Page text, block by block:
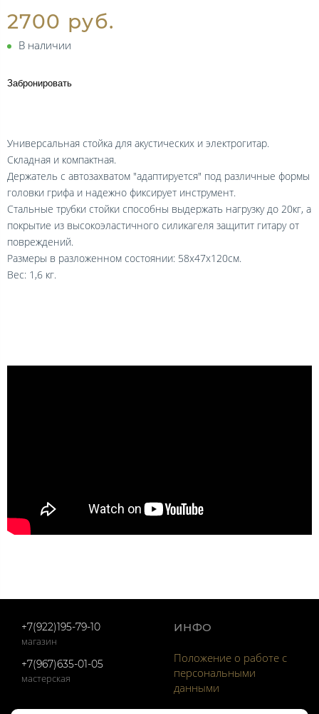
2700 руб.
В наличии
Забронировать
Универсальная стойка для акустических и электрогитар.
Складная и компактная.
Держатель с автозахватом "адаптируется" под различные формы
головки грифа и надежно фиксирует инструмент.
Стальные трубки стойки способны выдержать нагрузку до 20кг, а
покрытие из высокоэластичного силикагеля защитит гитару от
повреждений.
Размеры в разложенном состоянии: 58х47х120см.
Вес: 1,6 кг.
+7(922)195-79-10
магазин
+7(967)635-01-05
мастерская
ИНФО
Положение о работе с
персональными
данными